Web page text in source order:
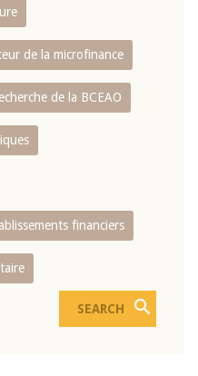
de la microfinance
de la BCEAO
financiers